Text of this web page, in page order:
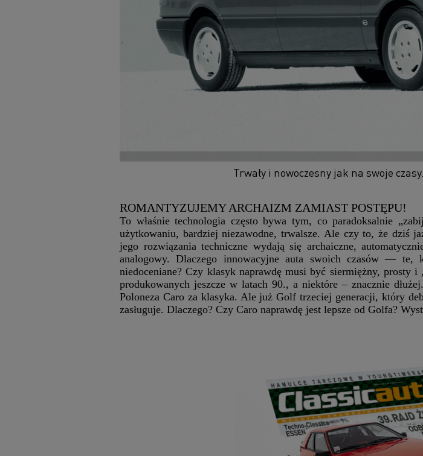
Trwały i nowoczesny jak na swoje
ROMANTYZUJEMY ARCHAIZM ZAMIAST POSTĘPU!
To właśnie technologia często bywa tym, co paradoksalnie
użytkowaniu, bardziej niezawodne, trwalsze. Ale czy to, że dziś
jego rozwiązania techniczne wydają się archaiczne,
analogowy. Dlaczego innowacyjne auta swoich czasów —
niedoceniane? Czy klasyk naprawdę musi być siermiężny, prosty
produkowanych jeszcze w latach 90., a niektóre – znacznie
Poloneza Caro za klasyka. Ale już Golf trzeciej generacji, który
zasługuje. Dlaczego? Czy Caro naprawdę jest lepsze od Golfa?